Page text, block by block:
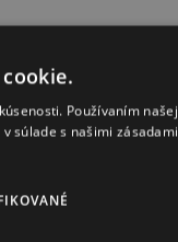
Používaním našej
súlade s našimi zásadami